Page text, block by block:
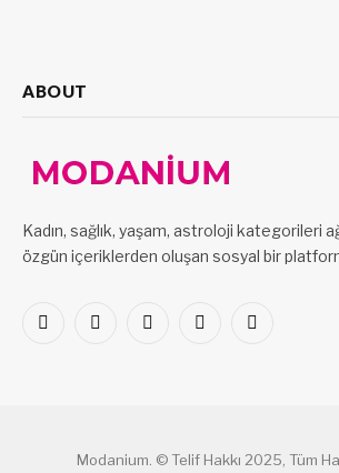
ABOUT
Kadın, sağlık, yaşam, astroloji kategorileri
özgün içeriklerden oluşan sosyal bir
Facebook
X
PinterestLinkedInVKontakte
Modanium. © Telif Hakkı 2025, Tüm